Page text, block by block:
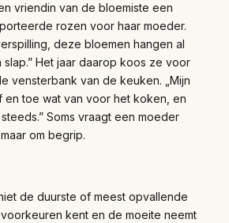
vriendin van de bloemiste een
rozen voor haar moeder.
deze bloemen hangen al
Het jaar daarop koos ze voor
vensterbank van de keuken. „Mijn
en toe wat van voor het koken, en
Soms vraagt een moeder
om begrip.
de duurste of meest opvallende
kent en de moeite neemt